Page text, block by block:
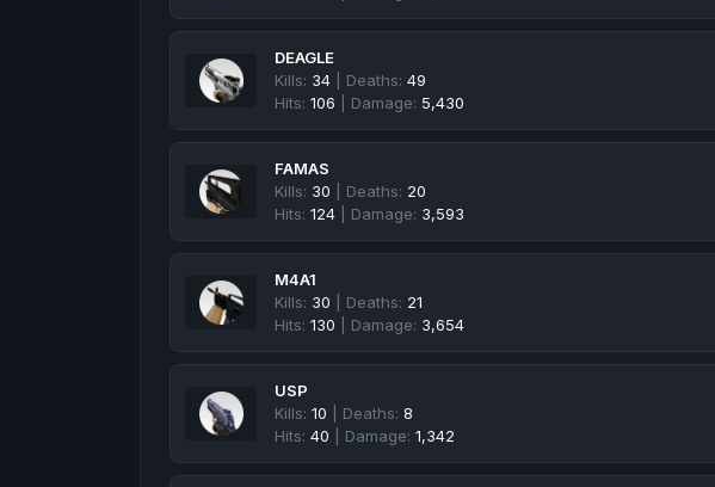
DEAGLE
Kills: 34 | Deaths: 49
Hits: 106 | Damage: 5,430
FAMAS
Kills: 30 | Deaths: 20
Hits: 124 | Damage: 3,593
M4A1
Kills: 30 | Deaths: 21
Hits: 130 | Damage: 3,654
USP
Kills: 10 | Deaths: 8
Hits: 40 | Damage: 1,342